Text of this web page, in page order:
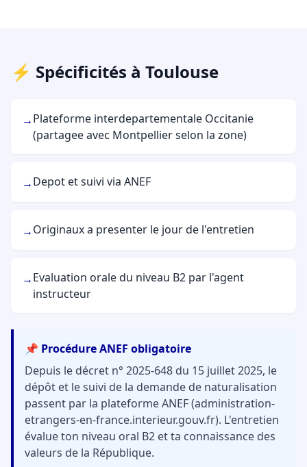
⚡ Spécificités à Toulouse
→Plateforme interdepartementale Occitanie
(partagee avec Montpellier selon la zone)
→Depot et suivi via ANEF
→Originaux a presenter le jour de l'entretien
→Evaluation orale du niveau B2 par l'agent
instructeur
📌 Procédure ANEF obligatoire
Depuis le décret n° 2025-648 du 15 juillet 2025, le
dépôt et le suivi de la demande de naturalisation
passent par la plateforme ANEF (administration-
etrangers-en-france.interieur.gouv.fr). L'entretien
évalue ton niveau oral B2 et ta connaissance des
valeurs de la République.